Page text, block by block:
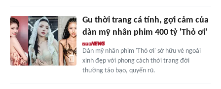
Gu thời trang cá tính, gợi cảm của
dàn mỹ nhân phim 400 tỷ 'Thỏ ơi'
Dàn mỹ nhân phim 'Thỏ ơi' sở hữu vẻ ngoài
xinh đẹp với phong cách thời trang đời
thường táo bạo, quyến rũ.